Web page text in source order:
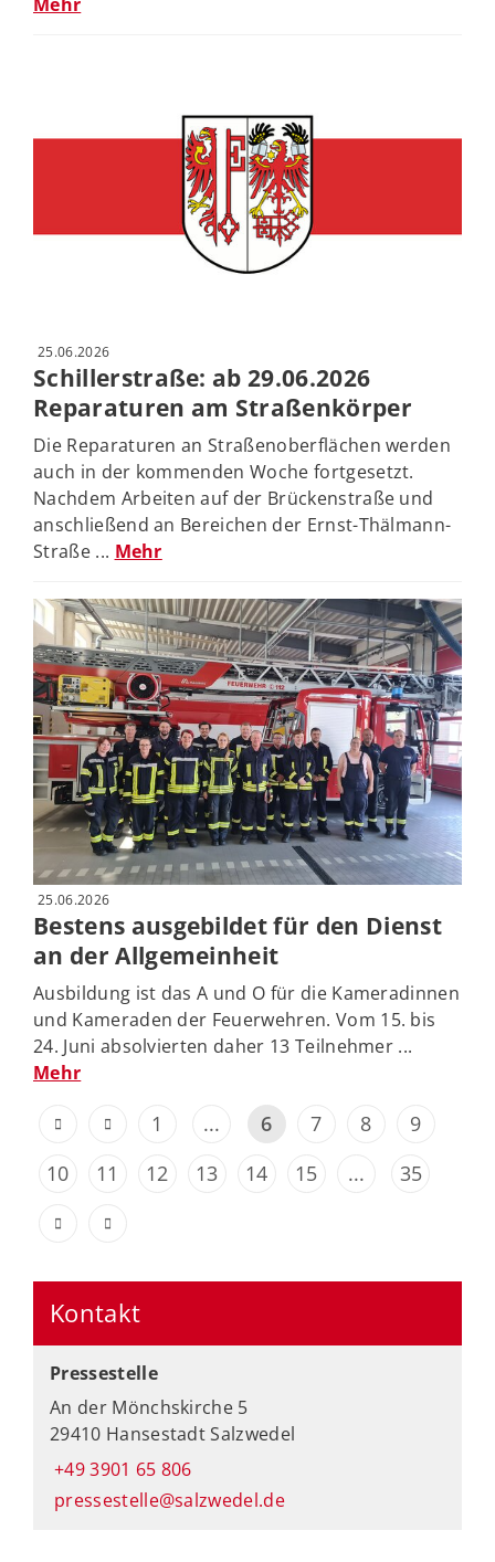
25.06.2026
Schillerstraße: ab 29.06.2026
Reparaturen am Straßenkörper
Die Reparaturen an Straßenoberflächen werden
auch in der kommenden Woche fortgesetzt.
Nachdem Arbeiten auf der Brückenstraße und
anschließend an Bereichen der Ernst-Thälmann-
Straße ... Mehr
25.06.2026
Bestens ausgebildet für den Dienst
an der Allgemeinheit
Ausbildung ist das A und O für die Kameradinnen
und Kameraden der Feuerwehren. Vom 15. bis
24. Juni absolvierten daher 13 Teilnehmer ...
Mehr
1 ... 6 7 8
9
10
11 12 13 14 15 ... 35
Kontakt
Pressestelle
An der Mönchskirche 5
29410 Hansestadt Salzwedel
+49 3901 65 806
pressestelle@salzwedel.de